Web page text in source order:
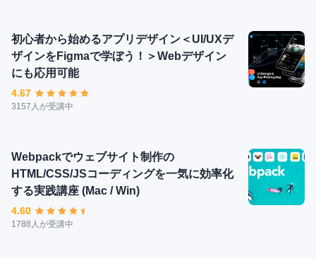
初心者から始めるアプリデザイン＜UI/UXデ
ザインをFigmaで学ぼう！＞Webデザイン
にも応用可能
4.67
3157人が受講中
Webpackでウェブサイト制作の
HTML/CSS/JSコーディングを一気に効率化
する実践講座 (Mac / Win)
4.60
1788人が受講中